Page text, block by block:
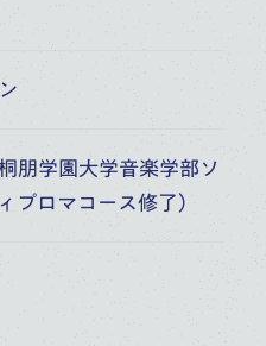
仲道 郁代
朋学園大学音楽学部ソ
プロマコース修了）